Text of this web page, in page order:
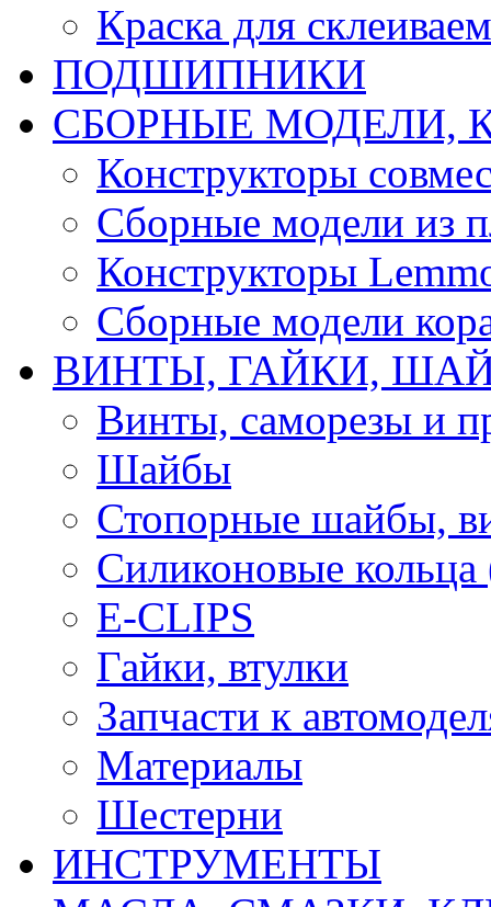
Краска для
ПОДШИПНИКИ
CБОРНЫЕ МОДЕЛИ,
Конструкторы
Сборные модели из
Конструкторы
Сборные модели
ВИНТЫ, ГАЙКИ,
Винты, саморезы и
Шайбы
Стопорные шайбы,
Силиконовые
E-CLIPS
Гайки, втулки
Запчасти к
Материалы
Шестерни
ИНСТРУМЕНТЫ